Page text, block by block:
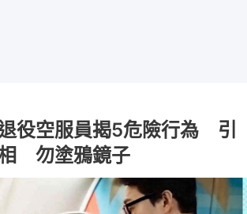
役空服員揭5危險行為 引
勿塗鴉鏡子